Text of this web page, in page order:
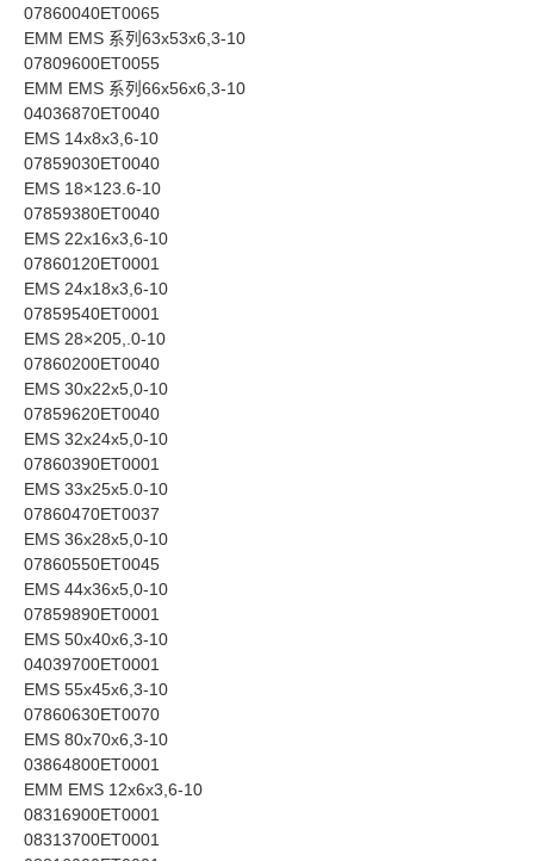
07860040ET0065
EMM EMS 系列63x53x6,3-10
07809600ET0055
EMM EMS 系列66x56x6,3-10
04036870ET0040
EMS 14x8x3,6-10
07859030ET0040
EMS 18×123.6-10
07859380ET0040
EMS 22x16x3,6-10
07860120ET0001
EMS 24x18x3,6-10
07859540ET0001
EMS 28×205,.0-10
07860200ET0040
EMS 30x22x5,0-10
07859620ET0040
EMS 32x24x5,0-10
07860390ET0001
EMS 33x25x5.0-10
07860470ET0037
EMS 36x28x5,0-10
07860550ET0045
EMS 44x36x5,0-10
07859890ET0001
EMS 50x40x6,3-10
04039700ET0001
EMS 55x45x6,3-10
07860630ET0070
EMS 80x70x6,3-10
03864800ET0001
EMM EMS 12x6x3,6-10
08316900ET0001
08313700ET0001